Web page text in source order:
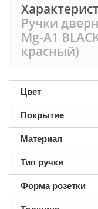
Ручки
Mg-A1
красный)
Цвет
Покрытие
Материал
Тип ручки
Форма розетки